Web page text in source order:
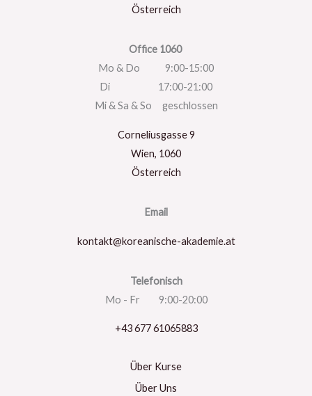
Österreich
Office 1060
Mo & Do 9:00-15:00
Di 17:00-21:00
Mi & Sa & So geschlossen
Corneliusgasse 9
Wien, 1060
Österreich
Email
kontakt@koreanische-akademie.at
Telefonisch
Mo - Fr 9:00-20:00
+43 677 61065883
Über Kurse
Über Uns